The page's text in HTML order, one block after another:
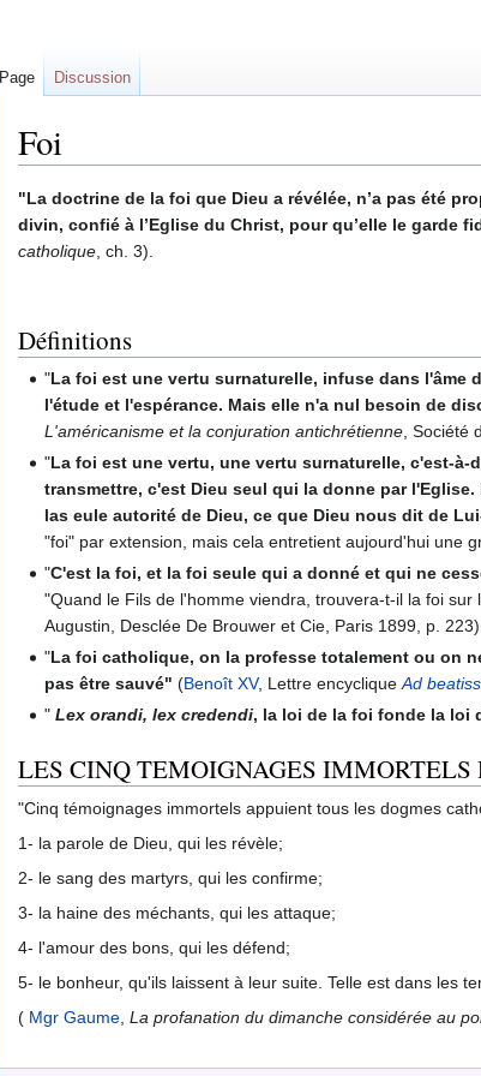
Foi
Aller
à
la
Aller
à
la
"La doctrine de la foi que Dieu a révélée, n’a pas été
divin, confié à l’Eglise du Christ, pour qu’elle le garde
catholique, ch. 3).
Définitions
"La foi est une vertu surnaturelle, infuse dans l'âme
l'étude et l'espérance. Mais elle n'a nul besoin de
L'américanisme et la conjuration antichrétienne ,
"La foi est une vertu, une vertu surnaturelle, c'est-
transmettre, c'est Dieu seul qui la donne par
las eule autorité de Dieu, ce que Dieu nous dit de
"foi" par extension, mais cela entretient aujourd'hui une
"C'est la foi, et la foi seule qui a donné et qui ne
"Quand le Fils de l'homme viendra, trouvera-t-il la foi sur
Augustin, Desclée De Brouwer et Cie, Paris 1899, p. 223).
"La foi catholique, on la professe totalement ou on
pas être sauvé" (Benoît XV, Lettre encycliqueAd
" Lex orandi, lex credendi, la loi de la foi fonde la loi
LES CINQ TEMOIGNAGES
"Cinq témoignages immortels appuient tous les dogmes
1- la parole de Dieu, qui les révèle;
2- le sang des martyrs, qui les confirme;
3- la haine des méchants, qui les attaque;
4- l'amour des bons, qui les défend;
5- le bonheur, qu'ils laissent à leur suite. Telle est dans les
( Mgr Gaume, La profanation du dimanche considérée au
Page Discussion